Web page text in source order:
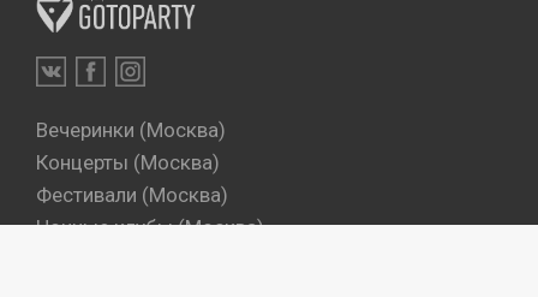
Вечеринки (Москва)
Концерты (Москва)
Фестивали (Москва)
Ночные клубы (Москва)